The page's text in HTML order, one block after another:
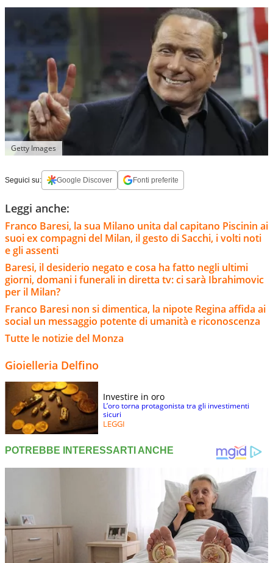
Getty Images
Seguici su: Google Discover Fonti preferite
Leggi anche:
Franco Baresi, la sua Milano unita dal capitano Piscinin ai
suoi ex compagni del Milan, il gesto di Sacchi, i volti noti
e gli assenti
Baresi, il desiderio negato e cosa ha fatto negli ultimi
giorni, domani i funerali in diretta tv: ci sarà Ibrahimovic
per il Milan?
Franco Baresi non si dimentica, la nipote Regina affida ai
social un messaggio potente di umanità e riconoscenza
Tutte le notizie del Monza
Gioielleria Delfino
Investire in oro
L’oro torna protagonista tra gli investimenti
sicuri
LEGGI